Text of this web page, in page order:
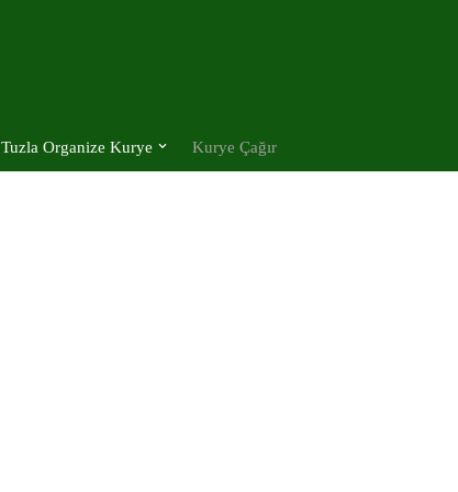
Tuzla Organize Kurye Kurye Çağır